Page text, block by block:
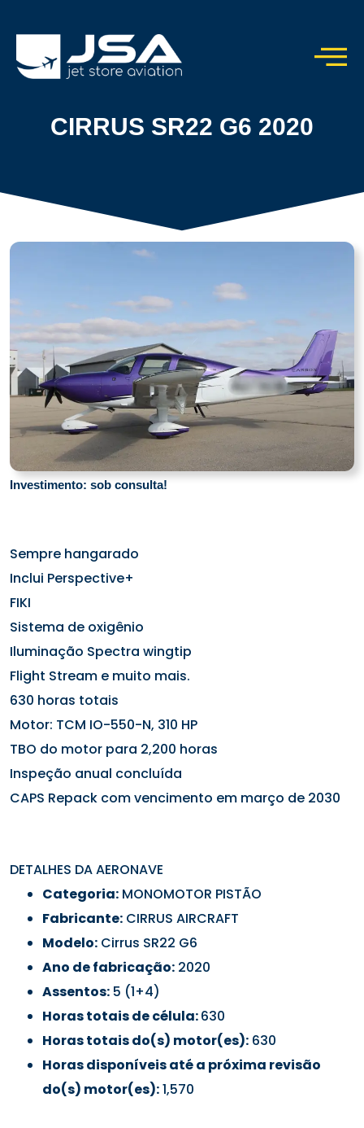
CIRRUS SR22 G6 2020
Investimento: sob consulta!
Sempre hangarado
Inclui Perspective+
FIKI
Sistema de oxigênio
Iluminação Spectra wingtip
Flight Stream e muito mais.
630 horas totais
Motor: TCM IO-550-N, 310 HP
TBO do motor para 2,200 horas
Inspeção anual concluída
CAPS Repack com vencimento em março de 2030
DETALHES DA AERONAVE
Categoria: MONOMOTOR PISTÃO
Fabricante: CIRRUS AIRCRAFT
Modelo: Cirrus SR22 G6
Ano de fabricação: 2020
Assentos: 5 (1+4)
Horas totais de célula:630
Horas totais do(s) motor(es): 630
Horas disponíveis até a próxima revisão
do(s) motor(es):1,570